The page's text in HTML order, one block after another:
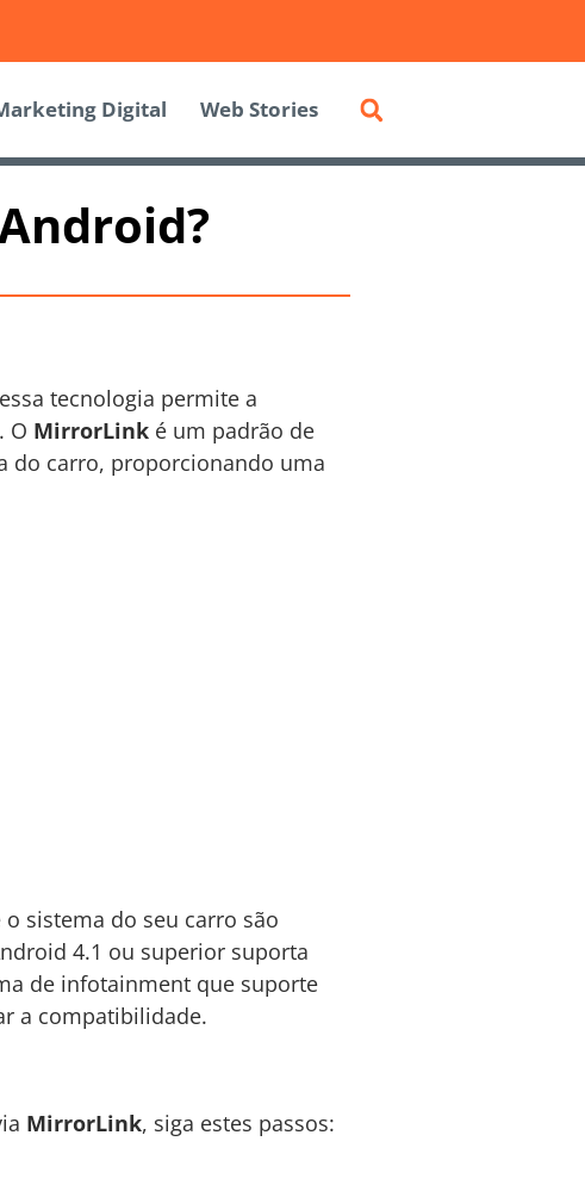
Digital Web Stories
tecnologia permite a
O MirrorLink é um padrão de
do carro, proporcionando uma
sistema do seu carro são
4.1 ou superior suporta
de infotainment que suporte
a compatibilidade.
MirrorLink, siga estes passos: